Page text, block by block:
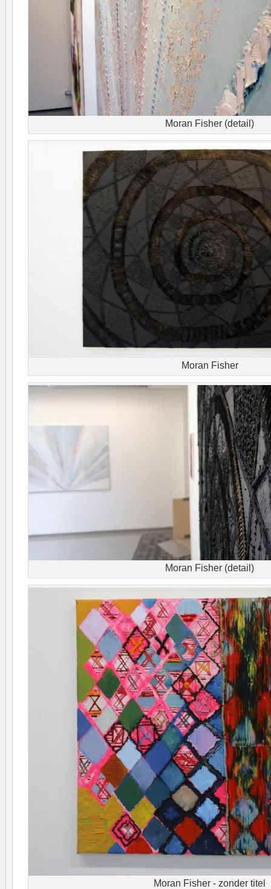
Moran Fisher (detail)
Moran Fisher
Moran Fisher (detail)
Moran Fisher - zonder titel